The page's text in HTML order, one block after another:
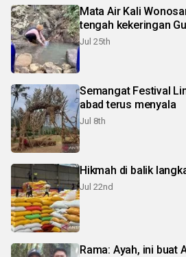
Mata Air Kali
tengah kekeringan
Jul 25th
Semangat Festival
abad terus menyala
Jul 8th
Hikmah di balik
Jul 22nd
Rama: Ayah, ini buat